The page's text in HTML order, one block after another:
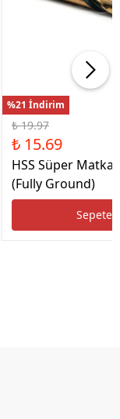
%21 İndirim
₺ 19.97
₺ 15.69
HSS Süper
(Fully Ground)
Sepete